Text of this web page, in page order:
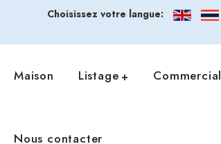
Choisissez votre langue:
Maison Listage Commercial
Nous contacter